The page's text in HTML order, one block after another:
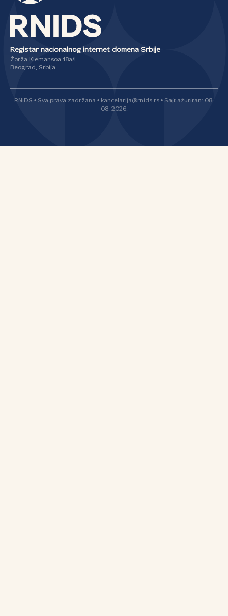
Registar nacionalnog internet domena Srbije
Žorža Klemansoa 18a/I
Beograd, Srbija
RNIDS • Sva prava zadržana • kancelarija@rnids.rs • Sajt ažuriran: 08.
08. 2026.